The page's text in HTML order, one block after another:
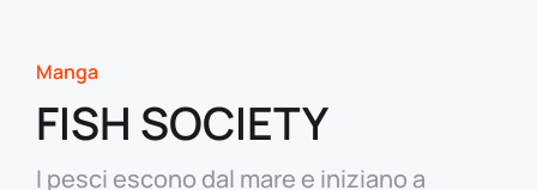
Manga
FISH SOCIETY
I pesci escono dal mare e iniziano a